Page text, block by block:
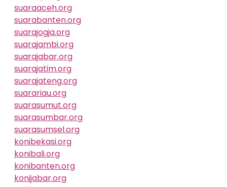
suaraaceh.org
suarabanten.org
suarajogja.org
suarajambi.org
suarajabar.org
suarajatim.org
suarajateng.org
suarariau.org
suarasumut.org
suarasumbar.org
suarasumsel.org
konibekasi.org
konibali.org
konibanten.org
konijabar.org